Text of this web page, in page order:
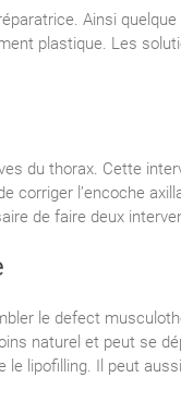
Ainsi
plastique. Les
du thorax. Cette
corriger l’encoche
de faire deux
le defect
naturel et peut se
lipofilling. Il peut